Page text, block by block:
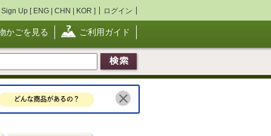
Sign Up [ ENG | CHN | KOR ] ログイン
かごを見る ご利用ガイド